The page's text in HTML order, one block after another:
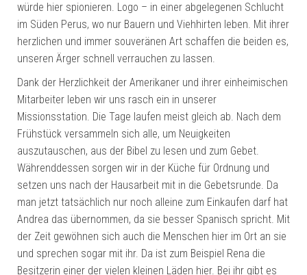
würde hier spionieren. Logo – in einer abgelegenen Schlucht
im Süden Perus, wo nur Bauern und Viehhirten leben. Mit ihrer
herzlichen und immer souveränen Art schaffen die beiden es,
unseren Ärger schnell verrauchen zu lassen.
Dank der Herzlichkeit der Amerikaner und ihrer einheimischen
Mitarbeiter leben wir uns rasch ein in unserer
Missionsstation. Die Tage laufen meist gleich ab. Nach dem
Frühstück versammeln sich alle, um Neuigkeiten
auszutauschen, aus der Bibel zu lesen und zum Gebet.
Währenddessen sorgen wir in der Küche für Ordnung und
setzen uns nach der Hausarbeit mit in die Gebetsrunde. Da
man jetzt tatsächlich nur noch alleine zum Einkaufen darf hat
Andrea das übernommen, da sie besser Spanisch spricht. Mit
der Zeit gewöhnen sich auch die Menschen hier im Ort an sie
und sprechen sogar mit ihr. Da ist zum Beispiel Rena die
Besitzerin einer der vielen kleinen Läden hier. Bei ihr gibt es